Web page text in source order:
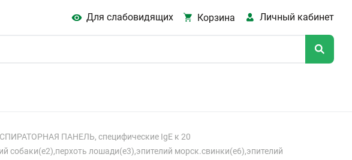
Для слабовидящих Корзина Личный кабинет
ПАНЕЛЬ, специфические IgE к 20
собаки(e2),перхоть лошади(e3),эпителий морск.свинки(e6),эпителий